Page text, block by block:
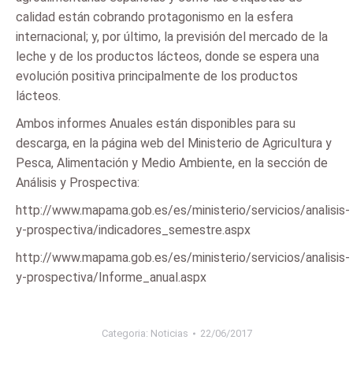
calidad están cobrando protagonismo en la esfera
internacional; y, por último, la previsión del mercado de la
leche y de los productos lácteos, donde se espera una
evolución positiva principalmente de los productos
lácteos.
Ambos informes Anuales están disponibles para su
descarga, en la página web del Ministerio de Agricultura y
Pesca, Alimentación y Medio Ambiente, en la sección de
Análisis y Prospectiva:
http://www.mapama.gob.es/es/ministerio/servicios/analisis-
y-prospectiva/indicadores_semestre.aspx
http://www.mapama.gob.es/es/ministerio/servicios/analisis-
y-prospectiva/Informe_anual.aspx
Categoria: Noticias 22/06/2017